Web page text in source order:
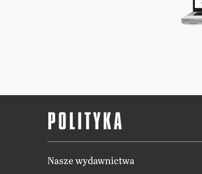
Nasze wydawnictwa